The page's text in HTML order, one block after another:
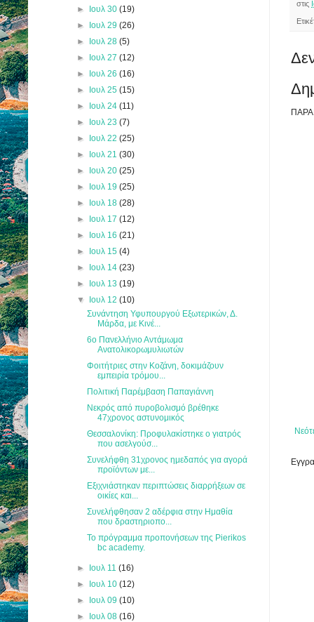
στις
► Ιουλ 30 (19)
► Ιουλ 29 (26)
► Ιουλ 28 (5)
► Ιουλ 27 (12)
► Ιουλ 26 (16)
► Ιουλ 25 (15)
► Ιουλ 24 (11)
► Ιουλ 23 (7)
► Ιουλ 22 (25)
► Ιουλ 21 (30)
► Ιουλ 20 (25)
► Ιουλ 19 (25)
► Ιουλ 18 (28)
► Ιουλ 17 (12)
► Ιουλ 16 (21)
► Ιουλ 15 (4)
► Ιουλ 14 (23)
► Ιουλ 13 (19)
▼ Ιουλ 12 (10)
Συνάντηση Υφυπουργού Εξωτερικών, Δ.
Μάρδα, με Κινέ...
6ο Πανελλήνιο Αντάμωμα
Ανατολικορωμυλιωτών
Φοιτήτριες στην Κοζάνη, δοκιμάζουν
εμπειρία τρόμου...
Πολιτική Παρέμβαση Παπαγιάννη
Νεκρός από πυροβολισμό βρέθηκε
47χρονος αστυνομικός
Θεσσαλονίκη: Προφυλακίστηκε ο γιατρός
που ασελγούσ...
Συνελήφθη 31χρονος ημεδαπός για αγορά
προϊόντων με...
Εξιχνιάστηκαν περιπτώσεις διαρρήξεων σε
οικίες και...
Συνελήφθησαν 2 αδέρφια στην Ημαθία
που δραστηριοπο...
Το πρόγραμμα προπονήσεων της Pierikos
bc academy.
► Ιουλ 11 (16)
► Ιουλ 10 (12)
► Ιουλ 09 (10)
► Ιουλ 08 (16)